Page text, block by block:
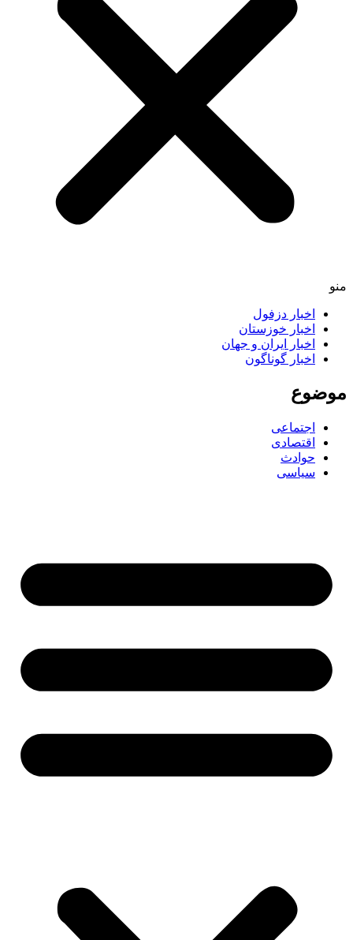
منو
اخبار دزفول
اخبار خوزستان
اخبار ایران و جهان
اخبار گوناگون
موضوع
اجتماعی
اقتصادی
حوادث
سیاسی